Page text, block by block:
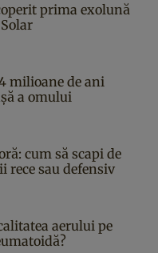
prima exolună
milioane de ani
a omului
cum să scapi de
rece sau defensiv
aerului pe